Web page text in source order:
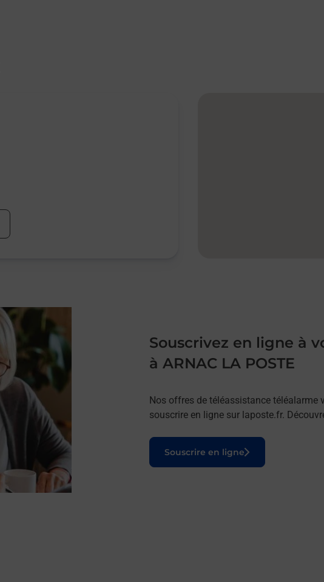
Souscrivez en ligne à
à ARNAC LA POSTE
Nos offres de téléassistance téléalarme
souscrire en ligne sur laposte.fr.
Souscrire en ligne
Le lien s'ouvre dans un nouvel onglet